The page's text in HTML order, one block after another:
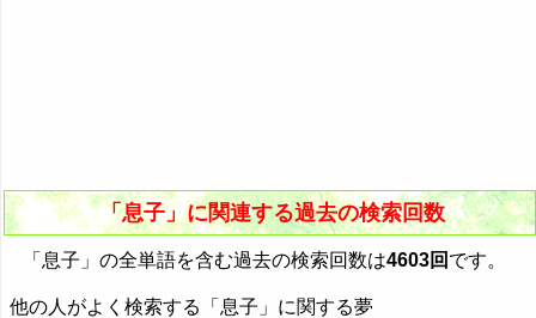
「息子」に関連する過去の検索回数
「息子」の全単語を含む過去の検索回数は4603回 です。
他の人がよく検索する「息子」に関する夢